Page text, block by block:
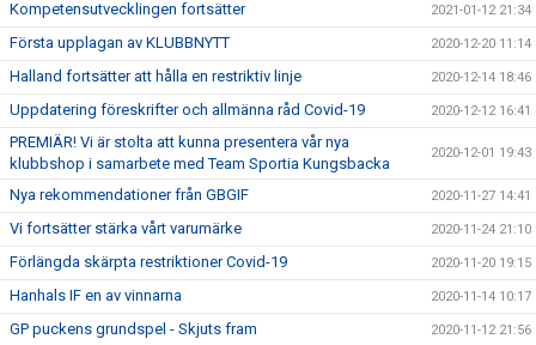
Kompetensutvecklingen fortsätter 2021-01-12 21:34
Första upplagan av KLUBBNYTT 2020-12-20 11:14
Halland fortsätter att hålla en restriktiv linje 2020-12-14 18:46
Uppdatering föreskrifter och allmänna råd Covid-19 2020-12-12 16:41
PREMIÄR! Vi är stolta att kunna presentera vår nya
klubbshop i samarbete med Team Sportia Kungsbacka
2020-12-01 19:43
Nya rekommendationer från GBGIF 2020-11-27 14:41
Vi fortsätter stärka vårt varumärke 2020-11-24 21:10
Förlängda skärpta restriktioner Covid-19 2020-11-20 19:15
Hanhals IF en av vinnarna 2020-11-14 10:17
GP puckens grundspel - Skjuts fram 2020-11-12 21:56